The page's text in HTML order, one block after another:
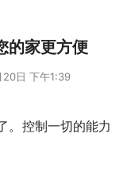
的家更方便
20日 下午1:39
。控制一切的能力